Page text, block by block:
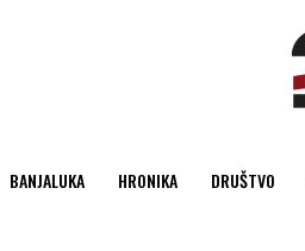
BANJALUKA HRONIKA DRUŠTVO